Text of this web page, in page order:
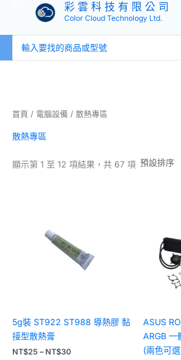
彩 雲 科 技 有 限 公 司
Color Cloud Technology Ltd.
尋：
首頁 / 電腦設備 / 散熱專區
散熱專區
顯示第 1 至 12 項結果，共 67 項
5g裝 ST922 ST988 導熱膠 黏
接型散熱膏
NT$25 – NT$30
到
NT$30
ASUS
ARGB 一
(兩色可